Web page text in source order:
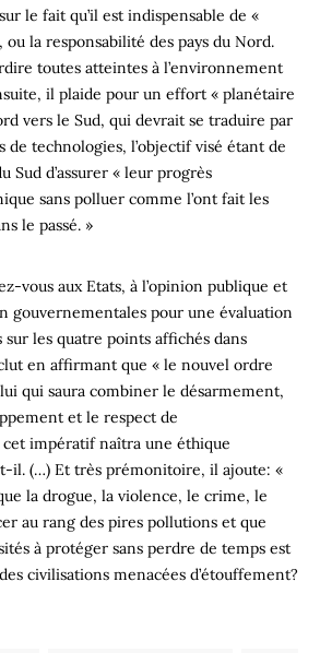
le fait qu’il est indispensable de «
la responsabilité des pays du Nord.
toutes atteintes à l’environnement
il plaide pour un effort « planétaire
vers le Sud, qui devrait se traduire par
de technologies, l’objectif visé étant de
Sud d’assurer « leur progrès
sans polluer comme l’ont fait les
le passé. »
vous aux Etats, à l’opinion publique et
gouvernementales pour une évaluation
sur les quatre points affichés dans
en affirmant que « le nouvel ordre
qui saura combiner le désarmement,
et le respect de
cet impératif naîtra une éthique
il. (…) Et très prémonitoire, il ajoute: «
la drogue, la violence, le crime, le
au rang des pires pollutions et que
à protéger sans perdre de temps est
civilisations menacées d’étouffement?